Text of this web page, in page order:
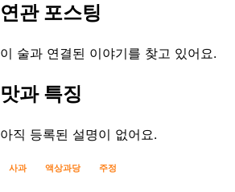
연관 포스팅
이 술과 연결된 이야기를 찾고 있어요.
맛과 특징
아직 등록된 설명이 없어요.
사과 액상과당 주정